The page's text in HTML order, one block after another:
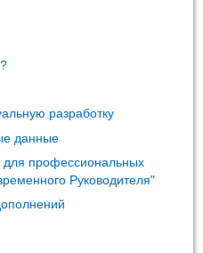
разработку
данные
профессиональных
Руководителя"